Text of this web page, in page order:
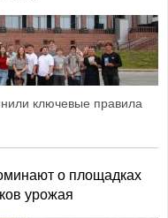
ключевые правила
о площадках
урожая